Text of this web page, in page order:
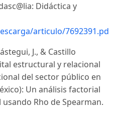
Didáctica y
articulo/7692391.pdf
J., & Castillo
estructural y relacional
del sector público en
Un análisis factorial
Rho de Spearman.